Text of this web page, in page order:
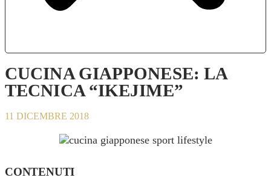
CUCINA GIAPPONESE: LA
TECNICA “IKEJIME”
11 DICEMBRE 2018
CONTENUTI